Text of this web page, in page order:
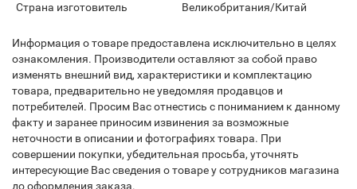
Страна изготовитель
Великобритания/Китай
Информация о товаре предоставлена исключительно в целях
ознакомления. Производители оставляют за собой право
изменять внешний вид, характеристики и комплектацию
товара, предварительно не уведомляя продавцов и
потребителей. Просим Вас отнестись с пониманием к данному
факту и заранее приносим извинения за возможные
неточности в описании и фотографиях товара. При
совершении покупки, убедительная просьба, уточнять
интересующие Вас сведения о товаре у сотрудников магазина
до оформления заказа.